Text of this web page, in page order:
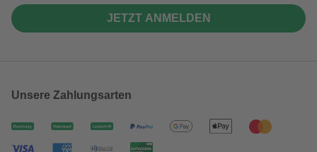
JETZT ANMELDEN
Unsere Zahlungsarten